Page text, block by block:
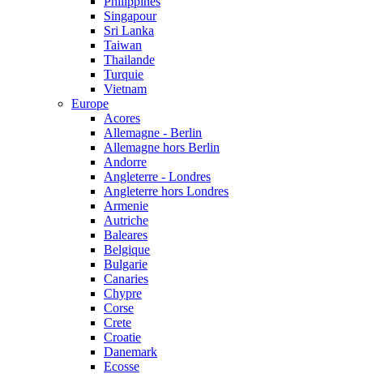
Singapour
Sri Lanka
Taiwan
Thailande
Turquie
Vietnam
Europe
Acores
Allemagne - Berlin
Allemagne hors Berlin
Andorre
Angleterre - Londres
Angleterre hors Londres
Armenie
Autriche
Baleares
Belgique
Bulgarie
Canaries
Chypre
Corse
Crete
Croatie
Danemark
Ecosse